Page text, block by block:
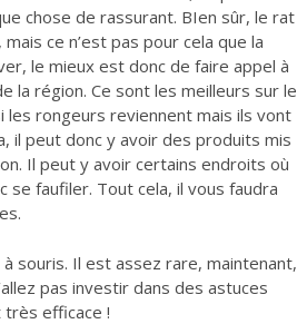
chose de rassurant. BIen sûr, le rat
ce n’est pas pour cela que la
le mieux est donc de faire appel à
la région. Ce sont les meilleurs sur le
les rongeurs reviennent mais ils vont
il peut donc y avoir des produits mis
Il peut y avoir certains endroits où
faufiler. Tout cela, il vous faudra
souris. Il est assez rare, maintenant,
pas investir dans des astuces
efficace !